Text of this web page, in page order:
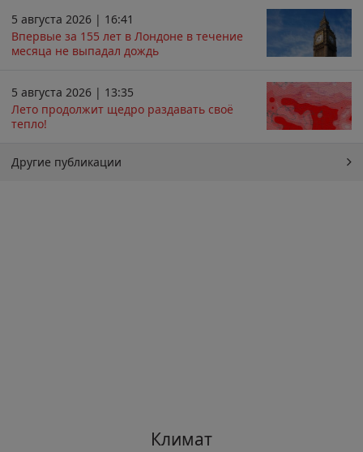
5 августа 2026 | 16:41
Впервые за 155 лет в Лондоне в течение
месяца не выпадал дождь
5 августа 2026 | 13:35
Лето продолжит щедро раздавать своё
тепло!
Другие публикации
Климат